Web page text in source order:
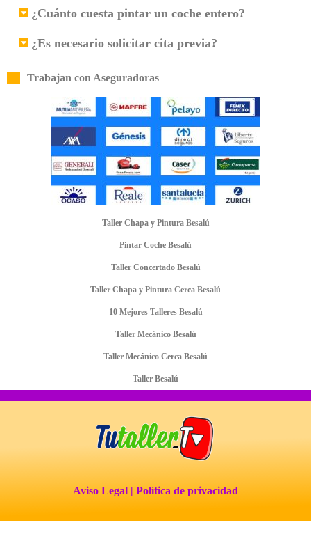
¿Cuánto cuesta pintar un coche entero?
¿Es necesario solicitar cita previa?
Trabajan con Aseguradoras
Taller Chapa y Pintura Besalú
Pintar Coche Besalú
Taller Concertado Besalú
Taller Chapa y Pintura Cerca Besalú
10 Mejores Talleres Besalú
Taller Mecánico Besalú
Taller Mecánico Cerca Besalú
Taller Besalú
Aviso Legal | Política de privacidad